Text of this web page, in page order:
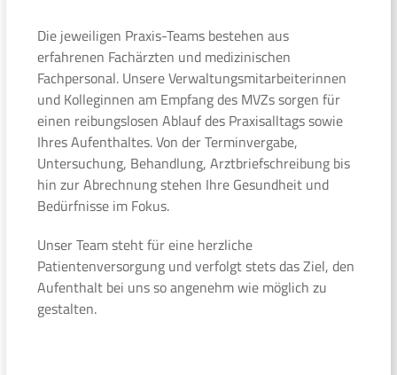
Die jeweiligen Praxis-Teams bestehen aus
erfahrenen Fachärzten und medizinischen
Fachpersonal. Unsere Verwaltungsmitarbeiterinnen
und Kolleginnen am Empfang des MVZs sorgen für
einen reibungslosen Ablauf des Praxisalltags sowie
Ihres Aufenthaltes. Von der Terminvergabe,
Untersuchung, Behandlung, Arztbriefschreibung bis
hin zur Abrechnung stehen Ihre Gesundheit und
Bedürfnisse im Fokus.
Unser Team steht für eine herzliche
Patientenversorgung und verfolgt stets das Ziel, den
Aufenthalt bei uns so angenehm wie möglich zu
gestalten.